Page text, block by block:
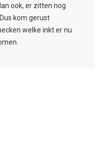
ook, er zitten nog
kom gerust
welke inkt er nu